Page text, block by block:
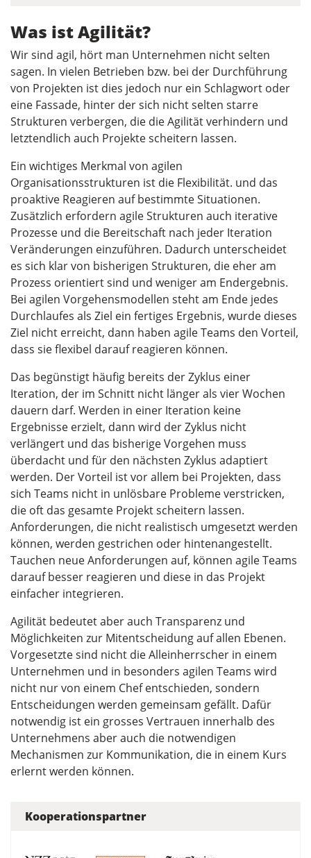
Was ist Agilität?
Wir sind agil, hört man Unternehmen nicht selten
sagen. In vielen Betrieben bzw. bei der Durchführung
von Projekten ist dies jedoch nur ein Schlagwort oder
eine Fassade, hinter der sich nicht selten starre
Strukturen verbergen, die die Agilität verhindern und
letztendlich auch Projekte scheitern lassen.
Ein wichtiges Merkmal von agilen
Organisationsstrukturen ist die Flexibilität. und das
proaktive Reagieren auf bestimmte Situationen.
Zusätzlich erfordern agile Strukturen auch iterative
Prozesse und die Bereitschaft nach jeder Iteration
Veränderungen einzuführen. Dadurch unterscheidet
es sich klar von bisherigen Strukturen, die eher am
Prozess orientiert sind und weniger am Endergebnis.
Bei agilen Vorgehensmodellen steht am Ende jedes
Durchlaufes als Ziel ein fertiges Ergebnis, wurde dieses
Ziel nicht erreicht, dann haben agile Teams den Vorteil,
dass sie flexibel darauf reagieren können.
Das begünstigt häufig bereits der Zyklus einer
Iteration, der im Schnitt nicht länger als vier Wochen
dauern darf. Werden in einer Iteration keine
Ergebnisse erzielt, dann wird der Zyklus nicht
verlängert und das bisherige Vorgehen muss
überdacht und für den nächsten Zyklus adaptiert
werden. Der Vorteil ist vor allem bei Projekten, dass
sich Teams nicht in unlösbare Probleme verstricken,
die oft das gesamte Projekt scheitern lassen.
Anforderungen, die nicht realistisch umgesetzt werden
können, werden gestrichen oder hintenangestellt.
Tauchen neue Anforderungen auf, können agile Teams
darauf besser reagieren und diese in das Projekt
einfacher integrieren.
Agilität bedeutet aber auch Transparenz und
Möglichkeiten zur Mitentscheidung auf allen Ebenen.
Vorgesetzte sind nicht die Alleinherrscher in einem
Unternehmen und in besonders agilen Teams wird
nicht nur von einem Chef entschieden, sondern
Entscheidungen werden gemeinsam gefällt. Dafür
notwendig ist ein grosses Vertrauen innerhalb des
Unternehmens aber auch die notwendigen
Mechanismen zur Kommunikation, die in einem Kurs
erlernt werden können.
Kooperationspartner